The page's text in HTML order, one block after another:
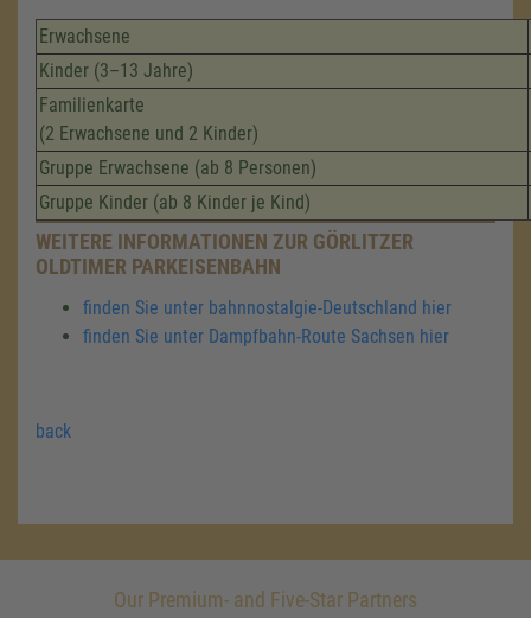
Erwachsene
Kinder (3–13 Jahre)
Familienkarte
(2 Erwachsene und 2 Kinder)
Gruppe Erwachsene (ab 8 Personen)
Gruppe Kinder (ab 8 Kinder je Kind)
WEITERE INFORMATIONEN ZUR GÖRLITZER
OLDTIMER PARKEISENBAHN
finden Sie unter bahnnostalgie-Deutschland hier
finden Sie unter Dampfbahn-Route Sachsen hier
back
Our Premium- and Five-Star Partners